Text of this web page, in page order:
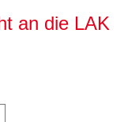
an die LAK